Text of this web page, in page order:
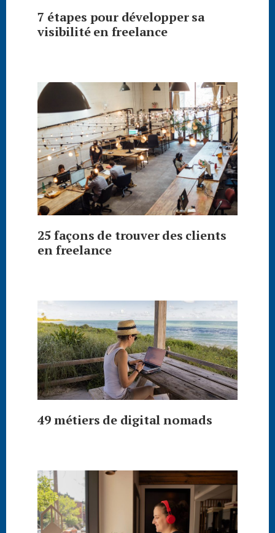
7 étapes pour développer sa
visibilité en freelance
25 façons de trouver des clients
en freelance
49 métiers de digital nomads